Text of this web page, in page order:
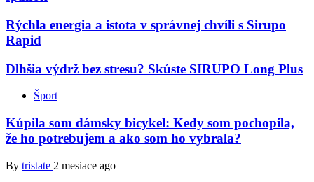
Rýchla energia a istota v správnej chvíli s Sirupo
Rapid
Dlhšia výdrž bez stresu? Skúste SIRUPO Long Plus
Šport
Kúpila som dámsky bicykel: Kedy som pochopila,
že ho potrebujem a ako som ho vybrala?
By tristate 2 mesiace ago